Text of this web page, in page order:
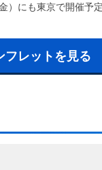
）にも東京で開催予
フレットを見る